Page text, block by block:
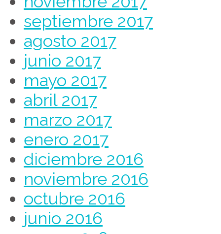
septiembre 2017
agosto 2017
junio 2017
mayo 2017
abril 2017
marzo 2017
enero 2017
diciembre 2016
noviembre 2016
octubre 2016
junio 2016